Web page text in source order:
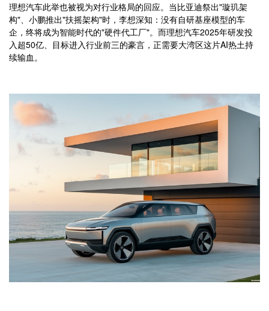
理想汽车此举也被视为对行业格局的回应。当比亚迪祭出"璇玑架
构"、小鹏推出"扶摇架构"时，李想深知：没有自研基座模型的车
企，终将成为智能时代的"硬件代工厂"。而理想汽车2025年研发投
入超50亿、目标进入行业前三的豪言，正需要大湾区这片AI热土持
续输血。